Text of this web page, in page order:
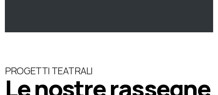
PROGETTI TEATRALI
Le nostre rassegne